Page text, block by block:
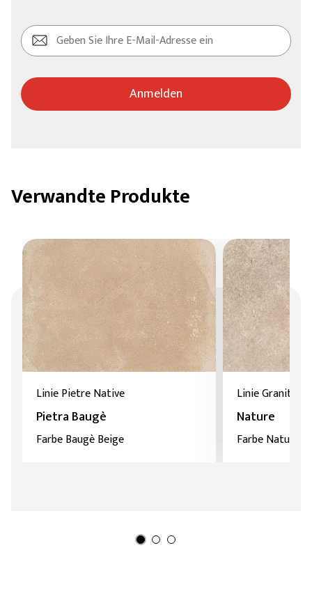
Anmelden
Verwandte Produkte
Linie Pietre Native
Pietra Baugè
Farbe Baugè Beige
Linie Granitoker
Nature
Farbe Nature